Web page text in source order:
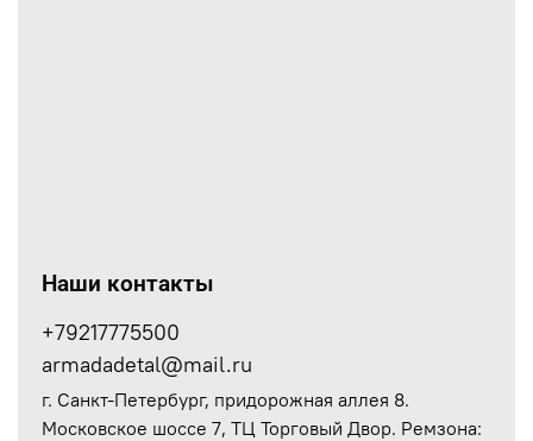
Наши контакты
+79217775500
armadadetal@mail.ru
г. Санкт-Петербург, придорожная аллея 8.
Московское шоссе 7, ТЦ Торговый Двор. Ремзона: